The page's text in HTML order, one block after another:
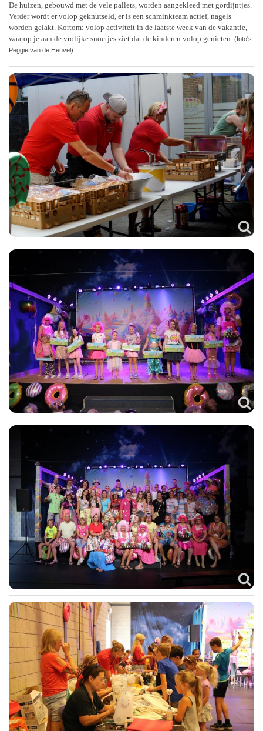
De huizen, gebouwd met de vele pallets, worden aangekleed met gordijntjes.
Verder wordt er volop geknutseld, er is een schminkteam actief, nagels
worden gelakt. Kortom: volop activiteit in de laatste week van de vakantie,
waarop je aan de vrolijke snoetjes ziet dat de kinderen volop genieten. (foto's:
Peggie van de Heuvel)